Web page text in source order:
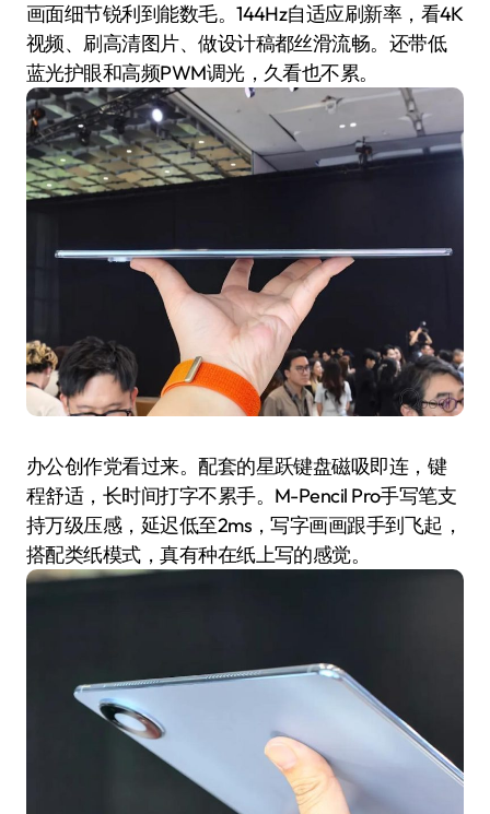
画面细节锐利到能数毛。144Hz自适应刷新率，看4K
视频、刷高清图片、做设计稿都丝滑流畅。还带低
蓝光护眼和高频PWM调光，久看也不累。
办公创作党看过来。配套的星跃键盘磁吸即连，键
程舒适，长时间打字不累手。M-Pencil Pro手写笔支
持万级压感，延迟低至2ms，写字画画跟手到飞起，
搭配类纸模式，真有种在纸上写的感觉。